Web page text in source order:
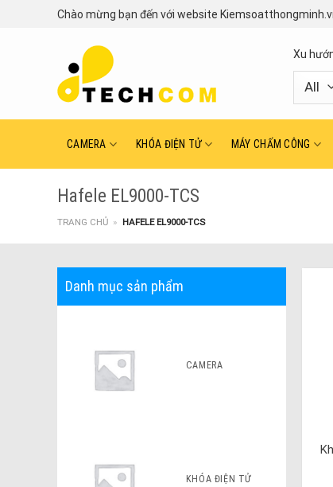
Chào mừng bạn đến với website
Xu
CAMERA KHÓA ĐIỆN TỬ MÁY CHẤM CÔNG
Hafele EL9000-TCS
TRANG CHỦ » HAFELE EL9000-TCS
Danh mục sản phẩm
CAMERA
KHÓA ĐIỆN TỬ